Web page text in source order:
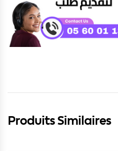
Produits Similaires